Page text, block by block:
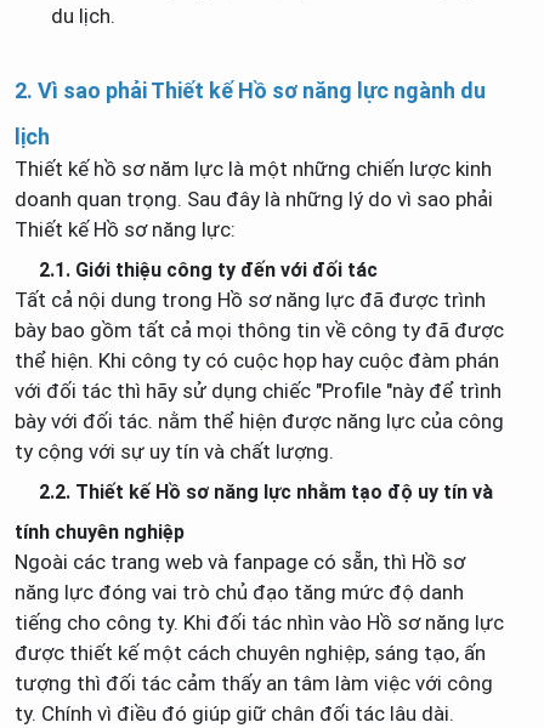
du lịch.
2. Vì sao phải Thiết kế Hồ sơ năng lực ngành du
lịch
Thiết kế hồ sơ năm lực là một những chiến lược kinh
doanh quan trọng. Sau đây là những lý do vì sao phải
Thiết kế Hồ sơ năng lực:
2.1. Giới thiệu công ty đến với đối tác
Tất cả nội dung trong Hồ sơ năng lực đã được trình
bày bao gồm tất cả mọi thông tin về công ty đã được
thể hiện. Khi công ty có cuộc họp hay cuộc đàm phán
với đối tác thì hãy sử dụng chiếc "Profile "này để trình
bày với đối tác. nằm thể hiện được năng lực của công
ty cộng với sự uy tín và chất lượng.
2.2. Thiết kế Hồ sơ năng lực nhằm tạo độ uy tín và
tính chuyên nghiệp
Ngoài các trang web và fanpage có sẵn, thì Hồ sơ
năng lực đóng vai trò chủ đạo tăng mức độ danh
tiếng cho công ty. Khi đối tác nhìn vào Hồ sơ năng lực
được thiết kế một cách chuyên nghiệp, sáng tạo, ấn
tượng thì đối tác cảm thấy an tâm làm việc với công
ty. Chính vì điều đó giúp giữ chân đối tác lâu dài.